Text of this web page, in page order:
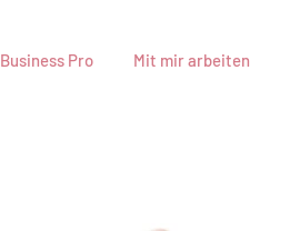
Business Pro Mit mir arbeiten